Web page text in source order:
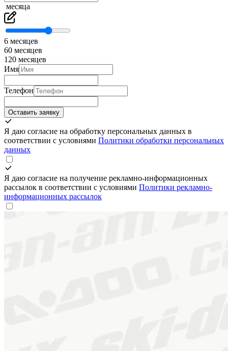
месяца
6 месяцев
60 месяцев
120 месяцев
Имя
Телефон
Оставить заявку
Я даю согласие на обработку персональных данных в
соответствии с условиями Политики обработки персональных
данных
Я даю согласие на получение рекламно-информационных
рассылок в соответствии с условиями Политики рекламно-
информационных рассылок